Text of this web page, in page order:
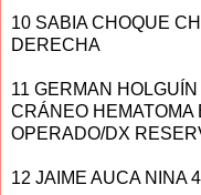
10 SABIA CHOQUE
DERECHA
11 GERMAN
CRÁNEO
OPERADO/DX
12 JAIME AUCA NINA